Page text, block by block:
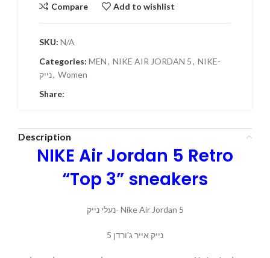
Compare Add to wishlist
SKU: N/A
Categories: MEN, NIKE AIR JORDAN 5, NIKE-
נייק, Women
Share:
Description
NIKE Air Jordan 5 Retro
“Top 3” sneakers
נעלי נייק- Nike Air Jordan 5
נייק אייר ג’ורדן 5